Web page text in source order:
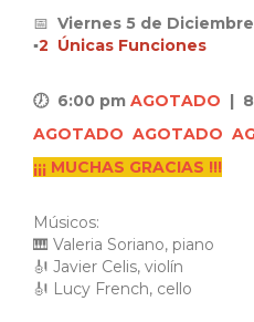
📅 Viernes 5 de
▪️2 Únicas Funciones
🕖 6:00 pm AGOTADO |
AGOTADO AGOTADO
¡¡¡ MUCHAS GRACIAS !!!
Músicos:
🎹 Valeria Soriano, piano
🎻 Javier Celis, violín
🎻 Lucy French, cello